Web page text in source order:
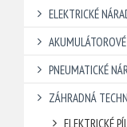
ELEKTRICKÉ
PNEUMATICKÉ
ZÁHRADNÁ
ELEKTRICKÉ